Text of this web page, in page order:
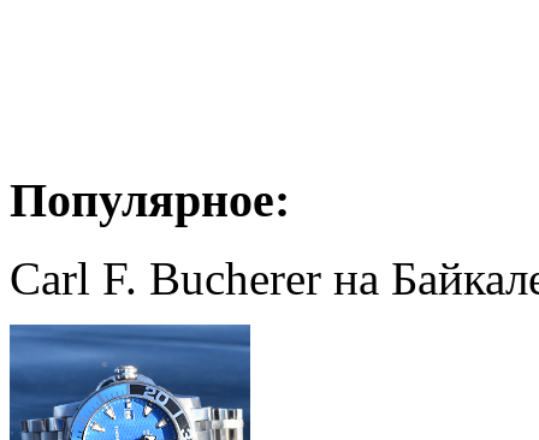
Популярное:
Carl F. Bucherer на